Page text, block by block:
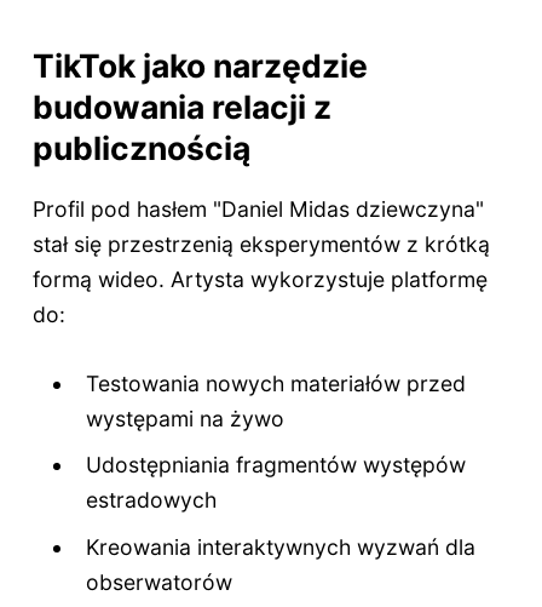
TikTok jako narzędzie
budowania relacji z
publicznością
Profil pod hasłem "Daniel Midas dziewczyna"
stał się przestrzenią eksperymentów z krótką
formą wideo. Artysta wykorzystuje platformę
do:
Testowania nowych materiałów przed
występami na żywo
Udostępniania fragmentów występów
estradowych
Kreowania interaktywnych wyzwań dla
obserwatorów